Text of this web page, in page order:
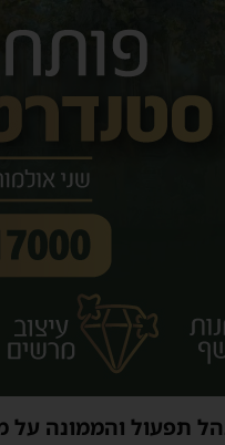
תפעול והממונה על